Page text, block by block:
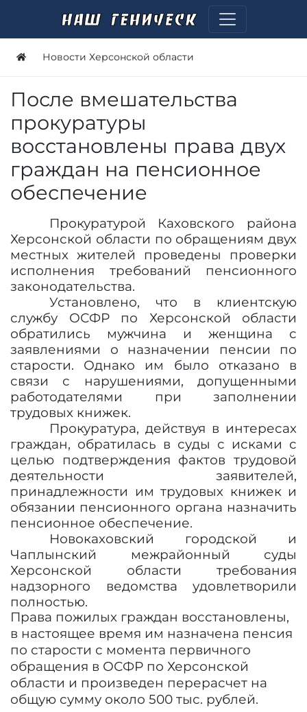
Новости Херсонской области
После вмешательства
прокуратуры
восстановлены права двух
граждан на пенсионное
обеспечение
Прокуратурой Каховского района
Херсонской области по обращениям двух
местных жителей проведены проверки
исполнения требований пенсионного
законодательства.
Установлено, что в клиентскую
службу ОСФР по Херсонской области
обратились мужчина и женщина с
заявлениями о назначении пенсии по
старости. Однако им было отказано в
связи с нарушениями, допущенными
работодателями при заполнении
трудовых книжек.
Прокуратура, действуя в интересах
граждан, обратилась в суды с исками с
целью подтверждения фактов трудовой
деятельности заявителей,
принадлежности им трудовых книжек и
обязании пенсионного органа назначить
пенсионное обеспечение.
Новокаховский городской и
Чаплынский межрайонный суды
Херсонской области требования
надзорного ведомства удовлетворили
полностью.
Права пожилых граждан восстановлены,
в настоящее время им назначена пенсия
по старости с момента первичного
обращения в ОСФР по Херсонской
области и произведен перерасчет на
общую сумму около 500 тыс. рублей.